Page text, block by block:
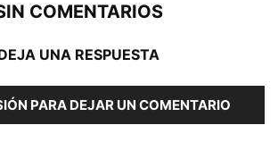
COMENTARIOS
UNA RESPUESTA
PARA DEJAR UN COMENTARIO